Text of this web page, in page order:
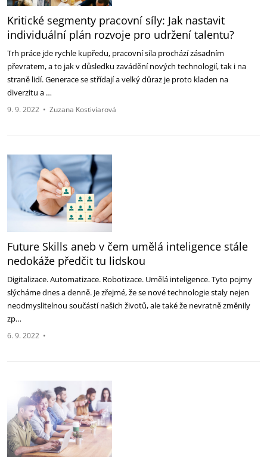
Kritické segmenty pracovní síly: Jak nastavit
individuální plán rozvoje pro udržení talentu?
Trh práce jde rychle kupředu, pracovní síla prochází zásadním
převratem, a to jak v důsledku zavádění nových technologií, tak i na
straně lidí. Generace se střídají a velký důraz je proto kladen na
diverzitu a …
9. 9. 2022 • Zuzana Kostiviarová
Future Skills aneb v čem umělá inteligence stále
nedokáže předčit tu lidskou
Digitalizace. Automatizace. Robotizace. Umělá inteligence. Tyto pojmy
slýcháme dnes a denně. Je zřejmé, že se nové technologie staly nejen
neodmyslitelnou součástí našich životů, ale také že nevratně změnily
zp…
6. 9. 2022 •